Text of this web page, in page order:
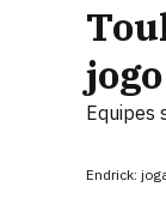
Equipes
Endrick: